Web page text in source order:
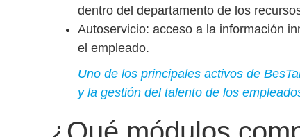
dentro del departamento de los
Autoservicio: acceso a la información
el empleado.
Uno de los principales activos de
y la gestión del talento de los